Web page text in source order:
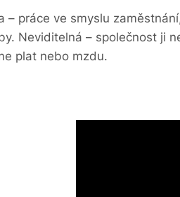
– práce ve smyslu
Neviditelná – společnost ji
plat nebo mzdu.